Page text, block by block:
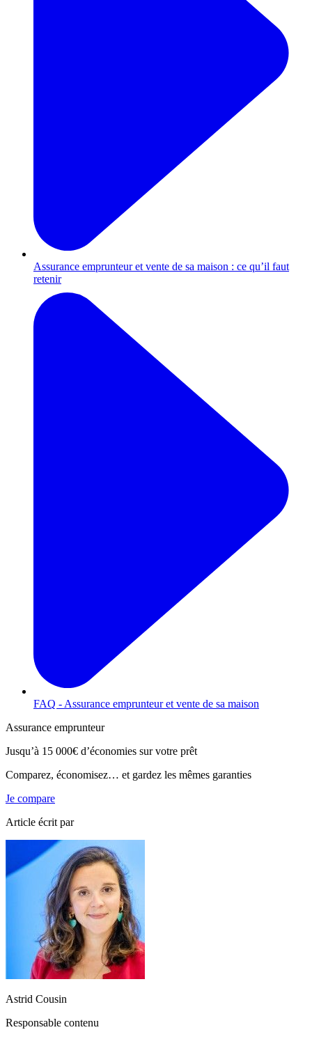
Assurance emprunteur et vente de sa maison : ce qu’il faut
retenir
FAQ - Assurance emprunteur et vente de sa maison
Assurance emprunteur
Jusqu’à 15 000€ d’économies sur votre prêt
Comparez, économisez… et gardez les mêmes garanties
Je compare
Article écrit par
Astrid Cousin
Responsable contenu